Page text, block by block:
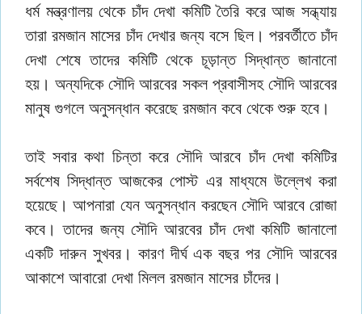
ধর্ম মন্ত্রণালয় থেকে চাঁদ দেখা কমিটি তৈরি করে আজ সন্ধ্যায়
তারা রমজান মাসের চাঁদ দেখার জন্য বসে ছিল। পরবর্তীতে চাঁদ
দেখা শেষে তাদের কমিটি থেকে চূড়ান্ত সিদ্ধান্ত জানানো
হয়। অন্যদিকে সৌদি আরবের সকল প্রবাসীসহ সৌদি আরবের
মানুষ গুগলে অনুসন্ধান করেছে রমজান কবে থেকে শুরু হবে।
তাই সবার কথা চিন্তা করে সৌদি আরবে চাঁদ দেখা কমিটির
সর্বশেষ সিদ্ধান্ত আজকের পোস্ট এর মাধ্যমে উল্লেখ করা
হয়েছে। আপনারা যেন অনুসন্ধান করছেন সৌদি আরবে রোজা
কবে। তাদের জন্য সৌদি আরবের চাঁদ দেখা কমিটি জানালো
একটি দারুন সুখবর। কারণ দীর্ঘ এক বছর পর সৌদি আরবের
আকাশে আবারো দেখা মিলল রমজান মাসের চাঁদের।